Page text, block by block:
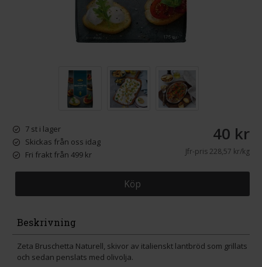
7 st i lager
Skickas från oss idag
Fri frakt från 499 kr
40 kr
Jfr-pris228,57 kr/kg
Köp
Beskrivning
Zeta Bruschetta Naturell, skivor av italienskt lantbröd som grillats
och sedan penslats med olivolja.